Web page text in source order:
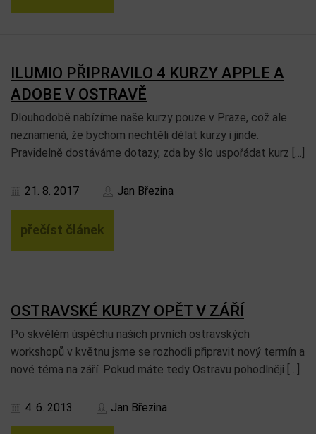
ILUMIO PŘIPRAVILO 4 KURZY APPLE A
ADOBE V OSTRAVĚ
Dlouhodobě nabízíme naše kurzy pouze v Praze, což ale
neznamená, že bychom nechtěli dělat kurzy i jinde.
Pravidelně dostáváme dotazy, zda by šlo uspořádat kurz […]
21. 8. 2017 Jan Březina
přečíst článek
OSTRAVSKÉ KURZY OPĚT V ZÁŘÍ
Po skvělém úspěchu našich prvních ostravských
workshopů v květnu jsme se rozhodli připravit nový termín a
nové téma na září. Pokud máte tedy Ostravu pohodlněji […]
4. 6. 2013 Jan Březina